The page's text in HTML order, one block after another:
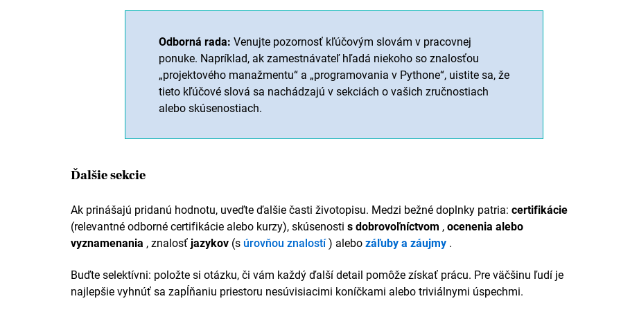
Odborná rada: Venujte pozornosť kľúčovým slovám v pracovnej
ponuke. Napríklad, ak zamestnávateľ hľadá niekoho so znalosťou
„projektového manažmentu“ a „programovania v Pythone“, uistite sa, že
tieto kľúčové slová sa nachádzajú v sekciách o vašich zručnostiach
alebo skúsenostiach.
Ďalšie sekcie
Ak prinášajú pridanú hodnotu, uveďte ďalšie časti životopisu. Medzi bežné doplnky patria: certifikácie
(relevantné odborné certifikácie alebo kurzy), skúsenosti s dobrovoľníctvom ,ocenenia alebo
vyznamenania , znalosťjazykov (s úrovňou znalostí) alebozáľuby a záujmy .
Buďte selektívni: položte si otázku, či vám každý ďalší detail pomôže získať prácu. Pre väčšinu ľudí je
najlepšie vyhnúť sa zapĺňaniu priestoru nesúvisiacimi koníčkami alebo triviálnymi úspechmi.